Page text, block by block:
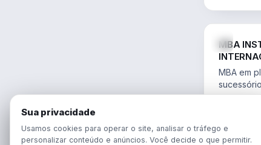
MBA
MBA em
trusts e
14.754/
MBA
Aulas em
Sua privacidade
Usamos cookies para operar o site, analisar o tráfego e
personalizar conteúdo e anúncios. Você decide o que permitir.